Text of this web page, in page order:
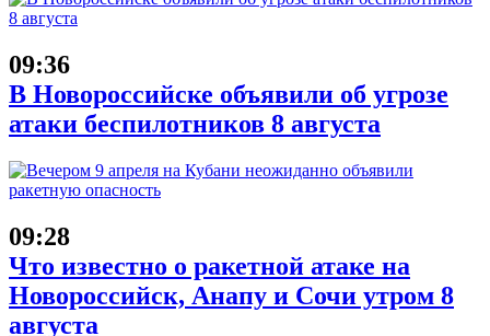
09:36
В Новороссийске объявили об угрозе
атаки беспилотников 8 августа
09:28
Что известно о ракетной атаке на
Новороссийск, Анапу и Сочи утром 8
августа